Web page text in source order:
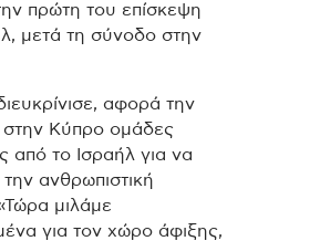
πρώτη του επίσκεψη
μετά τη σύνοδο στην
αφορά την
στην Κύπρο ομάδες
από το Ισραήλ για να
ανθρωπιστική
μιλάμε
για τον χώρο άφιξης,